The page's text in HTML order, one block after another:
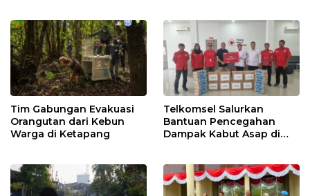
Tim Gabungan Evakuasi
Orangutan dari Kebun
Warga di Ketapang
Telkomsel Salurkan
Bantuan Pencegahan
Dampak Kabut Asap di